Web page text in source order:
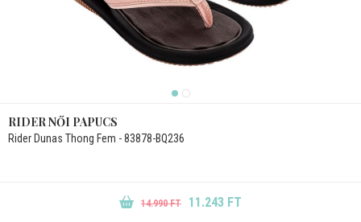
RIDER NŐI PAPUCS
Rider Dunas Thong Fem - 83878-BQ236
14.990 FT 11.243 FT